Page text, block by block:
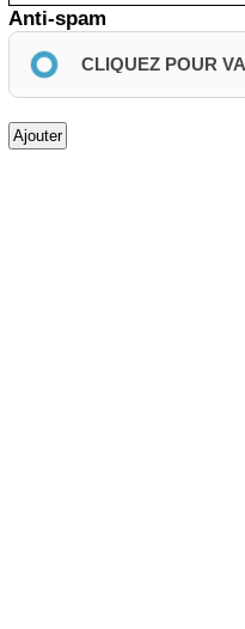
Anti-spam
CLIQUEZ POUR